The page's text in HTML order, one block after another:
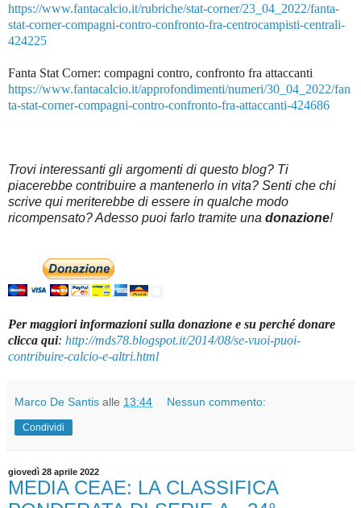
https://www.fantacalcio.it/rubriche/stat-corner/23_04_2022/fanta-
stat-corner-compagni-contro-confronto-fra-centrocampisti-centrali-
424225
Fanta Stat Corner: compagni contro, confronto fra attaccanti
https://www.fantacalcio.it/approfondimenti/numeri/30_04_2022/fan
ta-stat-corner-compagni-contro-confronto-fra-attaccanti-424686
Trovi interessanti gli argomenti di questo blog? Ti
piacerebbe contribuire a mantenerlo in vita? Senti che chi
scrive qui meriterebbe di essere in qualche modo
ricompensato? Adesso puoi farlo tramite una donazione!
Per maggiori informazioni sulla donazione e su perché donare
clicca qui: http://mds78.blogspot.it/2014/08/se-vuoi-puoi-
contribuire-calcio-e-altri.html
Marco De Santis alle 13:44 Nessun commento:
Condividi
giovedì 28 aprile 2022
MEDIA CEAE: LA CLASSIFICA